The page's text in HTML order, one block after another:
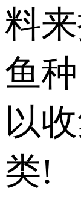
料
鱼
以
类!